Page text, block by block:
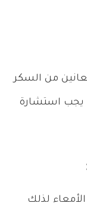
من السكر
يجب استشارة
لذلك